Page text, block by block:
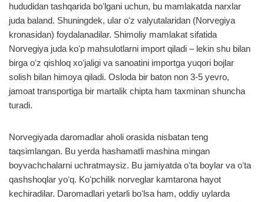
hududidan tashqarida boʻlgani uchun, bu mamlakatda narxlar
juda baland. Shuningdek, ular oʻz valyutalaridan (Norvegiya
kronasidan) foydalanadilar. Shimoliy mamlakat sifatida
Norvegiya juda koʻp mahsulotlarni import qiladi – lekin shu bilan
birga oʻz qishloq xoʻjaligi va sanoatini importga yuqori bojlar
solish bilan himoya qiladi. Osloda bir baton non 3-5 yevro,
jamoat transportiga bir martalik chipta ham taxminan shuncha
turadi.
Norvegiyada daromadlar aholi orasida nisbatan teng
taqsimlangan. Bu yerda hashamatli mashina mingan
boyvachchalarni uchratmaysiz. Bu jamiyatda oʻta boylar va oʻta
qashshoqlar yoʻq. Koʻpchilik norveglar kamtarona hayot
kechiradilar. Daromadlari yetarli boʻlsa ham, oddiy uylarda